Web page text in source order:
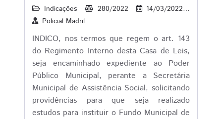
Indicações 280/2022 14/03/2022
Policial Madril
INDICO, nos termos que regem o art. 143
do Regimento Interno desta Casa de Leis,
seja encaminhado expediente ao Poder
Público Municipal, perante a Secretária
Municipal de Assistência Social, solicitando
providências para que seja realizado
estudos para instituir o Fundo Municipal de